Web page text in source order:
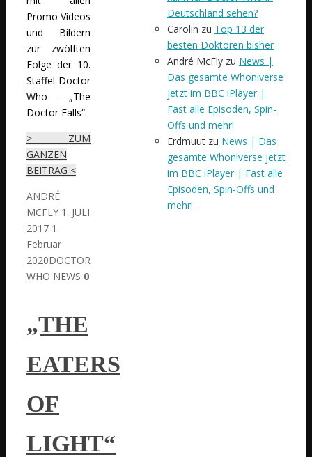
Promo Videos
und Bildern
zur zwölften
Folge der 10.
Staffel Doctor
Who – „The
Doctor Falls“.
> ZUM
GANZEN
BEITRAG <
ANDRÉ
MCFLY 1. JULI
2017 1.
Februar
2020DOCTOR
WHO NEWS 0
„THE
EATERS
OF
LIGHT“
Deutschland sehen?
Carolin zu Top 13 der
besten Doktoren bisher
André McFly zu News |
Das gesamte Whoniverse
jetzt im BBC iPlayer |
Fast alle Episoden, Spin-
Offs und mehr!
Erdmuut zu News | Das
gesamte Whoniverse jetzt
im BBC iPlayer | Fast alle
Episoden, Spin-Offs und
mehr!